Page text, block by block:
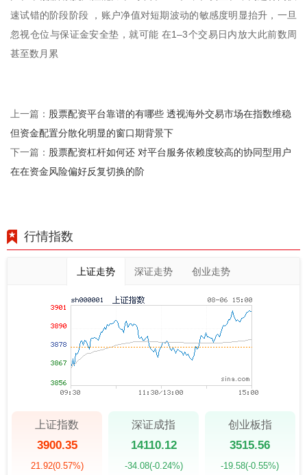
速试错的阶段阶段 ，账户净值对短期波动的敏感度明显抬升，一旦
忽视仓位与保证金安全垫，就可能 在1–3个交易日内放大此前数周
甚至数月累
上一篇： 股票配资平台靠谱的有哪些 透视海外交易市场在指数维稳
但资金配置分散化明显的窗口期背景下
下一篇： 股票配资杠杆如何还 对平台服务依赖度较高的协同型用户
在在资金风险偏好反复切换的阶
行情指数
上证走势 深证走势 创业走势
上证指数
3900.35
21.92(0.57%)
深证成指
14110.12
-34.08(-0.24%)
创业板指
3515.56
-19.58(-0.55%)